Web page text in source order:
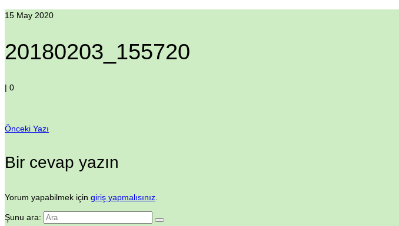
15 May 2020
20180203_155720
| 0
Önceki Yazı
Bir cevap yazın
Yorum yapabilmek için giriş yapmalısınız
Şunu ara: